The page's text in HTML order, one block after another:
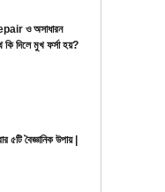
ও অসাধারন
দিলে মুখ ফর্সা হয়?
৫টি বৈজ্ঞানিক উপায় |